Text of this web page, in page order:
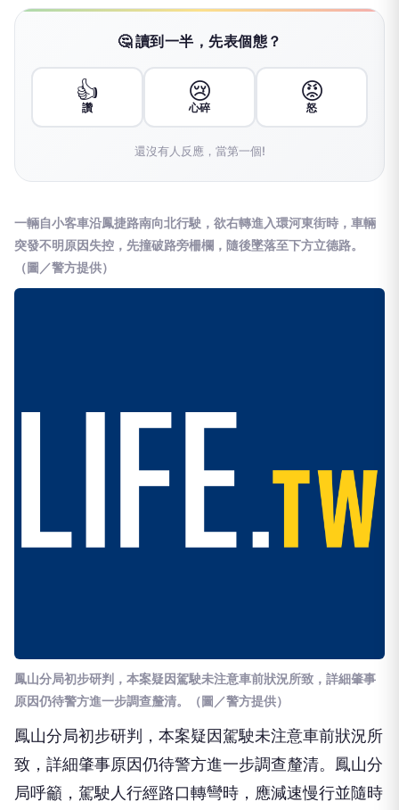
🤔 讀到一半，先表個態？
👍
讚
😢
心碎
😡
怒
還沒有人反應，當第一個!
一輛自小客車沿鳳捷路南向北行駛，欲右轉進入環河東街時，車輛
突發不明原因失控，先撞破路旁柵欄，隨後墜落至下方立德路。
（圖／警方提供）
鳳山分局初步研判，本案疑因駕駛未注意車前狀況所致，詳細肇事
原因仍待警方進一步調查釐清。（圖／警方提供）
鳳山分局初步研判，本案疑因駕駛未注意車前狀況所
致，詳細肇事原因仍待警方進一步調查釐清。鳳山分
局呼籲，駕駛人行經路口轉彎時，應減速慢行並隨時